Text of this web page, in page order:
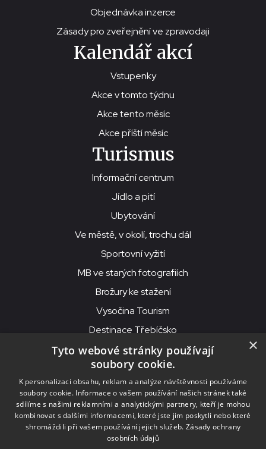
Objednávka inzerce
Zásady pro zveřejnění ve zpravodaji
Kalendář akcí
Vstupenky
Akce v tomto týdnu
Akce tento měsíc
Akce příští měsíc
Turismus
Informační centrum
Jídlo a pití
Ubytování
Ve městě, v okolí, trochu dál
Sportovní vyžití
MB ve starých fotografiích
Brožury ke stažení
Vysočina Tourism
Destinace Třebíčsko
© 2026MKS Beseda Mor. Budějovice
MKS Beseda, příspěvková organizace, Purcnerova 62, 676 02
Moravské Budějovice
IČO: 00091758, DIČ: CZ00091758, ID datové schránky: chjn2kd
×
Tyto webové stránky používají
soubory cookie.
K personalizaci obsahu, reklam a analýze návštěvnosti používáme
soubory cookie. Informace o vašem používání našich stránek také
sdílíme s našimi reklamními a analytickými partnery, kteří je mohou
kombinovat s dalšími informacemi, které jste jim poskytli nebo které
shromáždili při vašem používání jejich služeb. Zásady ochrany
osobních údajů